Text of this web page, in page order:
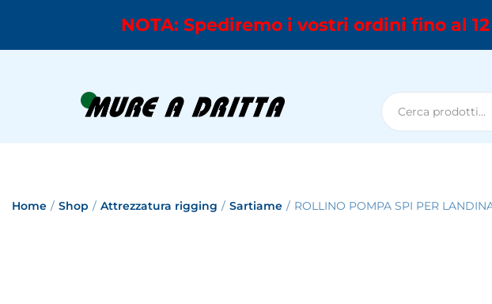
NOTA: Spediremo i vostri ordini fino al
Home / Shop / Attrezzatura rigging / Sartiame / ROLLINO POMPA SPI PER